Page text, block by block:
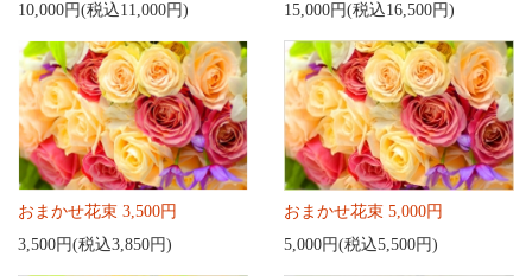
10,000円(税込11,000円)
15,000円(税込16,500円)
おまかせ花束 3,500円
3,500円(税込3,850円)
おまかせ花束 5,000円
5,000円(税込5,500円)